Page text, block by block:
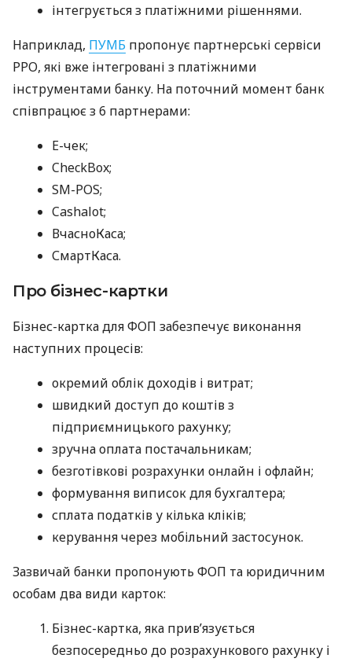
інтегрується з платіжними рішеннями.
Наприклад, ПУМБ пропонує партнерські сервіси
РРО, які вже інтегровані з платіжними
інструментами банку. На поточний момент банк
співпрацює з 6 партнерами:
E-чек;
CheckBox;
SM-POS;
Cashalot;
ВчасноКаса;
СмартКаса.
Про бізнес-картки
Бізнес-картка для ФОП забезпечує виконання
наступних процесів:
окремий облік доходів і витрат;
швидкий доступ до коштів з
підприємницького рахунку;
зручна оплата постачальникам;
безготівкові розрахунки онлайн і офлайн;
формування виписок для бухгалтера;
сплата податків у кілька кліків;
керування через мобільний застосунок.
Зазвичай банки пропонують ФОП та юридичним
особам два види карток:
Бізнес-картка, яка прив’язується
безпосередньо до розрахункового рахунку і